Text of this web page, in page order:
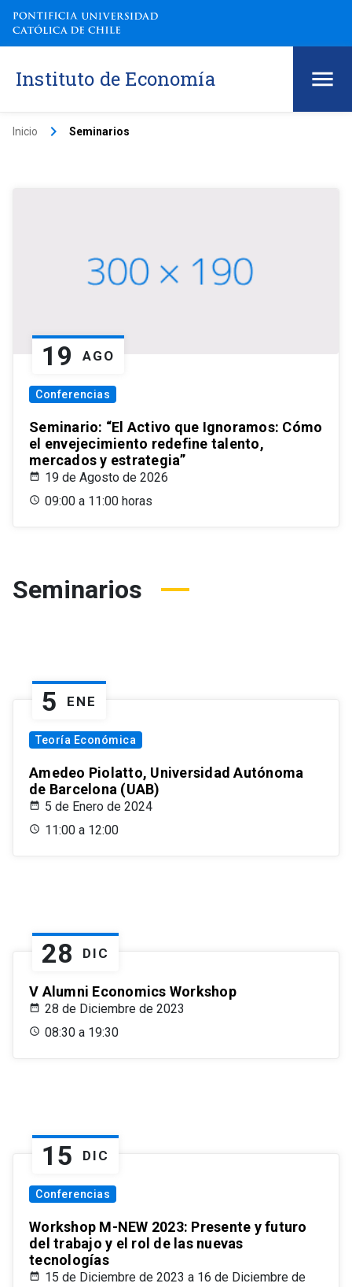
Instituto de Economía
Inicio keyboard_arrow_right Seminarios
19 AGO
Conferencias
Seminario: “El Activo que Ignoramos: Cómo
el envejecimiento redefine talento,
mercados y estrategia”
19 de Agosto de 2026
09:00 a 11:00 horas
Seminarios
5 ENE
Teoría Económica
Amedeo Piolatto, Universidad Autónoma
de Barcelona (UAB)
5 de Enero de 2024
11:00 a 12:00
28 DIC
V Alumni Economics Workshop
28 de Diciembre de 2023
08:30 a 19:30
15 DIC
Conferencias
Workshop M-NEW 2023: Presente y futuro
del trabajo y el rol de las nuevas
tecnologías
15 de Diciembre de 2023 a 16 de Diciembre de